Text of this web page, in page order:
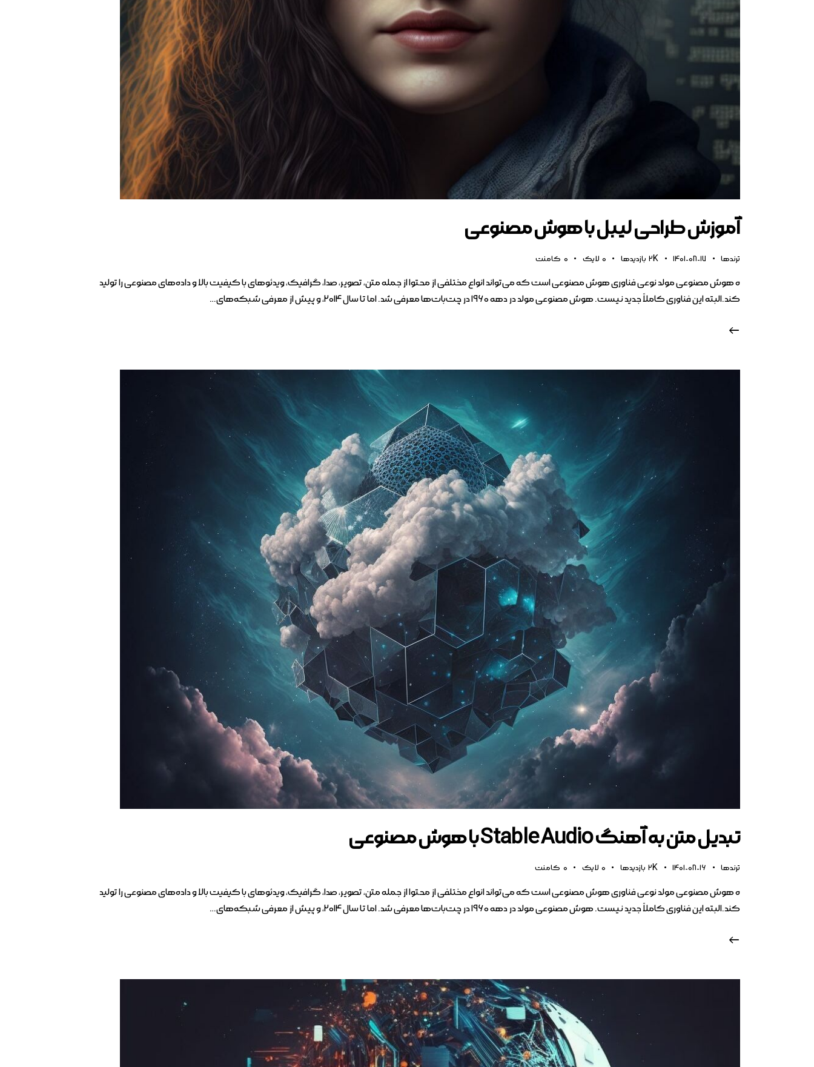
آموزش طراحی لیبل با هوش مصنوعی
ترندها 1401-08-17
2K بازدیدها 0 لایک 0 کامنت
ه هوش مصنوعی مولد نوعی فناوری هوش مصنوعی است که می‌تواند انواع مختلفی از محتوا از جمله متن، تصویر، صدا، گرافیک، ویدئوهای با کیفیت بالا و داده‌های مصنوعی را تولید
کند.البته این فناوری کاملاً جدید نیست. هوش مصنوعی مولد در دهه ۱۹۶۰ در چت‌بات‌ها معرفی شد. اما تا سال ۲۰۱۴، و پیش از معرفی شبکه‌های…
تبدیل متن به آهنگ Stable Audio با هوش مصنوعی
ترندها 1401-08-16
2K بازدیدها 0 لایک 0 کامنت
ه هوش مصنوعی مولد نوعی فناوری هوش مصنوعی است که می‌تواند انواع مختلفی از محتوا از جمله متن، تصویر، صدا، گرافیک، ویدئوهای با کیفیت بالا و داده‌های مصنوعی را تولید
کند.البته این فناوری کاملاً جدید نیست. هوش مصنوعی مولد در دهه ۱۹۶۰ در چت‌بات‌ها معرفی شد. اما تا سال ۲۰۱۴، و پیش از معرفی شبکه‌های…